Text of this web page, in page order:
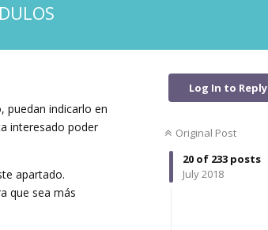
Log In to Reply
Original Post
20 of 233 posts
July 2018
puedan indicarlo en
interesado poder
apartado.
que sea más